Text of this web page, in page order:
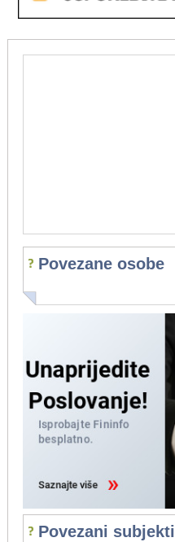
Povezane osobe
Povezani subjekti